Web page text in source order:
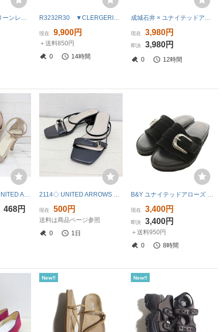
美品 2点セット グリーンレーベルリラクシング メッシュ トートバッグ ユナイテッドアローズ ハンドバッグ シルバー ホワイト レディース R3232R30 ▼CLERGERIE クレジュリー▼ フランス製 ANGE レザー 厚底 サンダル ベージュ 36.5/23-23.5cm 厚底 ストラップ シューズ 春夏
現在 9,900円
＋送料850円
0
14時間
成城石井 × ユナイテッドアローズ UNITED ARROWS 限定コラボ商品
現在 3,980円
即決 3,980円
0 12時間
◇ Odette e Odile UNITED ARROWS オープントゥ ヒールサンダル サイズ21 1/2 ベージュ レディース P
468円
2114◇ UNITED ARROWS GREEN LABEL RELAXING ユナイテッドアローズ ミュール サイズM ブラック レディース
現在 500円
送料は商品ページ参照
0
1日
B&Y ユナイテッドアローズ BEAUTY&YOUTH ビューティー&ユース サンダル スエード 25cm 黒 ブラック /AN レディース
現在 3,400円
即決 3,400円
＋送料950円
0
8時間
New!! New!!